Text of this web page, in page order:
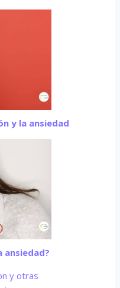
y la ansiedad
ansiedad?